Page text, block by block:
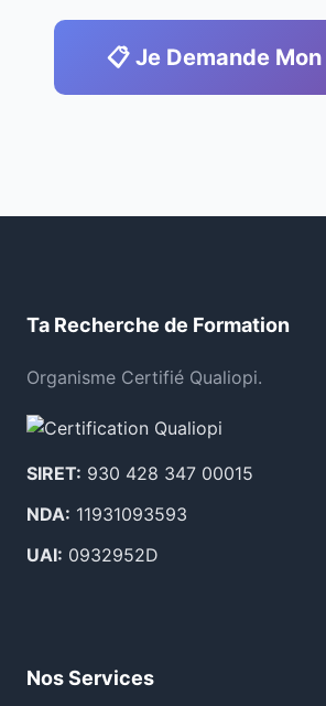
📋 Je Demande
Ta Recherche de Formation
Organisme Certifié Qualiopi.
SIRET: 930 428 347 00015
NDA: 11931093593
UAI: 0932952D
Nos Services